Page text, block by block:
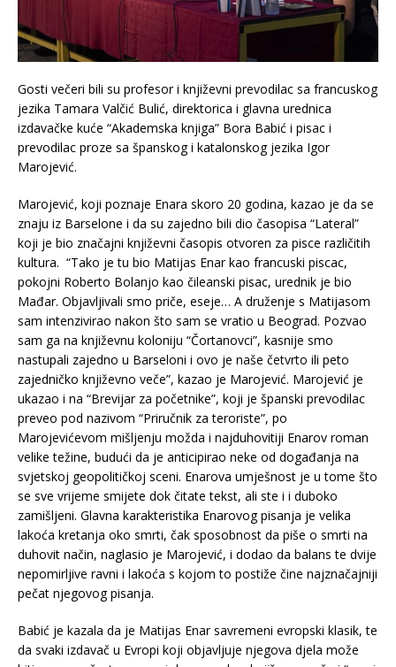
Gosti večeri bili su profesor i književni prevodilac sa francuskog
jezika Tamara Valčić Bulić, direktorica i glavna urednica
izdavačke kuće “Akademska knjiga” Bora Babić i pisac i
prevodilac proze sa španskog i katalonskog jezika Igor
Marojević.
Marojević, koji poznaje Enara skoro 20 godina, kazao je da se
znaju iz Barselone i da su zajedno bili dio časopisa “Lateral”
koji je bio značajni književni časopis otvoren za pisce različitih
kultura. “Tako je tu bio Matijas Enar kao francuski piscac,
pokojni Roberto Bolanjo kao čileanski pisac, urednik je bio
Mađar. Objavljivali smo priče, eseje… A druženje s Matijasom
sam intenzivirao nakon što sam se vratio u Beograd. Pozvao
sam ga na književnu koloniju “Čortanovci”, kasnije smo
nastupali zajedno u Barseloni i ovo je naše četvrto ili peto
zajedničko književno veče”, kazao je Marojević. Marojević je
ukazao i na “Brevijar za početnike”, koji je španski prevodilac
preveo pod nazivom “Priručnik za teroriste”, po
Marojevićevom mišljenju možda i najduhovitiji Enarov roman
velike težine, budući da je anticipirao neke od događanja na
svjetskoj geopolitičkoj sceni. Enarova umješnost je u tome što
se sve vrijeme smijete dok čitate tekst, ali ste i i duboko
zamišljeni. Glavna karakteristika Enarovog pisanja je velika
lakoća kretanja oko smrti, čak sposobnost da piše o smrti na
duhovit način, naglasio je Marojević, i dodao da balans te dvije
nepomirljive ravni i lakoća s kojom to postiže čine najznačajniji
pečat njegovog pisanja.
Babić je kazala da je Matijas Enar savremeni evropski klasik, te
da svaki izdavač u Evropi koji objavljuje njegova djela može